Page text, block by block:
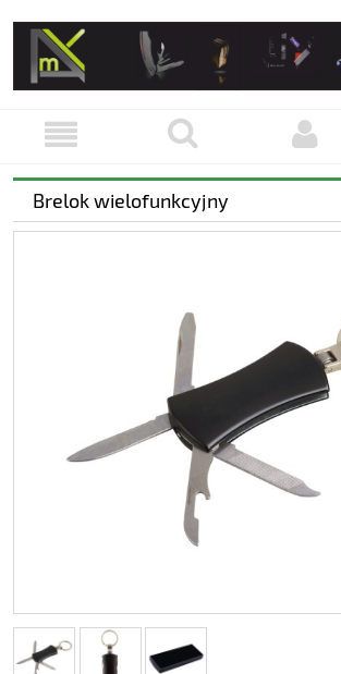
Brelok wielofunkcyjny